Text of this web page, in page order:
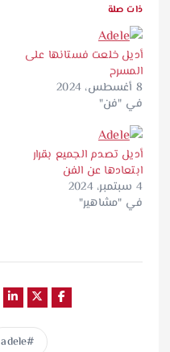
ذات صلة
أديل خلعت فستانها على
المسرح
8 أغسطس، 2024
في "فن"
أديل تصدم الجميع بقرار
ابتعادها عن الفن
4 سبتمبر، 2024
في "مشاهير"
adele